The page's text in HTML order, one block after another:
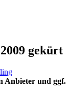
gekürt
Anbieter und ggf.